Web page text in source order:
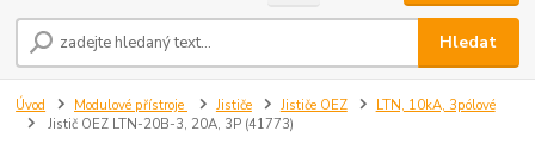
Hledat
Úvod Modulové přístroje Jističe Jističe OEZ
LTN, 10kA, 3pólové
Jistič OEZ LTN-20B-3, 20A, 3P (41773)